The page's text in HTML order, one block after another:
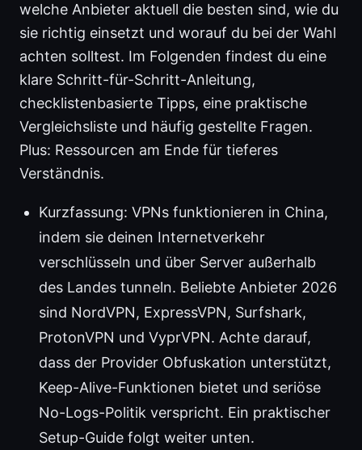
welche Anbieter aktuell die besten sind, wie du
sie richtig einsetzt und worauf du bei der Wahl
achten solltest. Im Folgenden findest du eine
klare Schritt-für-Schritt-Anleitung,
checklistenbasierte Tipps, eine praktische
Vergleichsliste und häufig gestellte Fragen.
Plus: Ressourcen am Ende für tieferes
Verständnis.
Kurzfassung: VPNs funktionieren in China,
indem sie deinen Internetverkehr
verschlüsseln und über Server außerhalb
des Landes tunneln. Beliebte Anbieter 2026
sind NordVPN, ExpressVPN, Surfshark,
ProtonVPN und VyprVPN. Achte darauf,
dass der Provider Obfuskation unterstützt,
Keep-Alive-Funktionen bietet und seriöse
No-Logs-Politik verspricht. Ein praktischer
Setup-Guide folgt weiter unten.